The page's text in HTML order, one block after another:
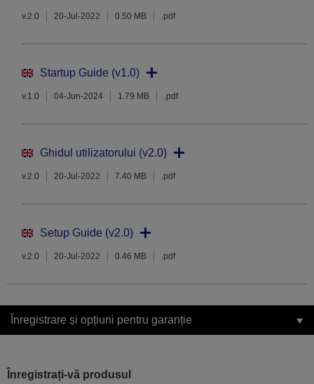
v.2.0 20-Jul-2022 0.50 MB .pdf
Startup Guide (v1.0)
v.1.0 04-Jun-2024 1.79 MB .pdf
Ghidul utilizatorului (v2.0)
v.2.0 20-Jul-2022 7.40 MB .pdf
Setup Guide (v2.0)
v.2.0 20-Jul-2022 0.46 MB .pdf
Înregistrare și opțiuni pentru garanție
Înregistrați-vă produsul